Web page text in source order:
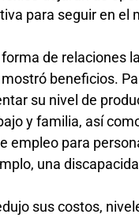
para seguir en el
de relaciones
beneficios.
su nivel de
y familia, así
empleo para
una
sus costos,